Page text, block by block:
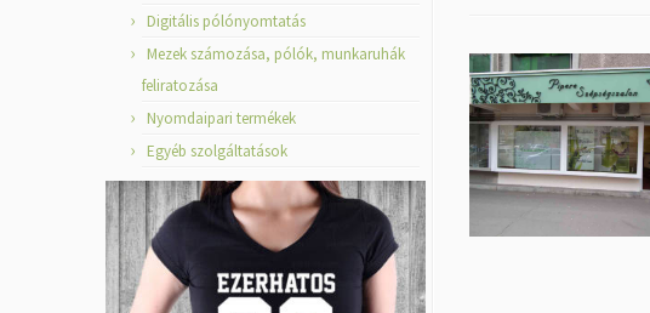
Digitális pólónyomtatás
Mezek számozása, pólók, munkaruhák
feliratozása
Nyomdaipari termékek
Egyéb szolgáltatások